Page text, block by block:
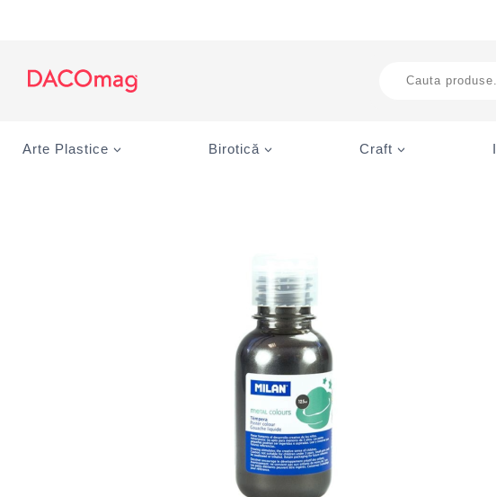
search
Arte Plastice Birotică Craft